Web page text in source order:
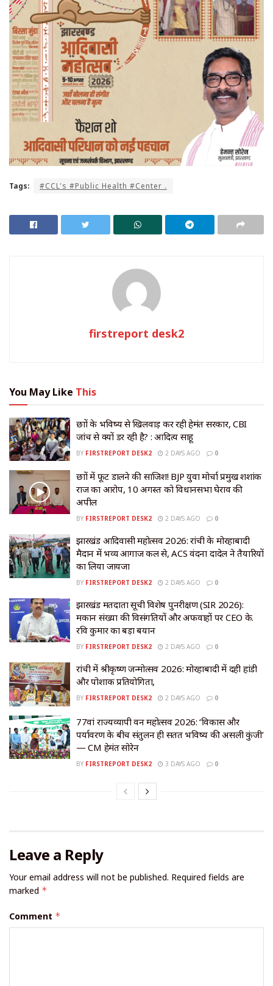
Tags: #CCL's #Public Health #Center .
firstreport desk2
You May Like This
छात्रों के भविष्य से खिलवाड़ कर रही हेमंत सरकार, CBI
जांच से क्यों डर रही है? : आदित्य साहू
BY FIRSTREPORT DESK2 2 DAYS AGO 0
छात्रों में फूट डालने की साजिश! BJP युवा मोर्चा प्रमुख शशांक
राज का आरोप, 10 अगस्त को विधानसभा घेराव की
अपील
BY FIRSTREPORT DESK2 2 DAYS AGO 0
झारखंड आदिवासी महोत्सव 2026: रांची के मोरहाबादी
मैदान में भव्य आगाज कल से, ACS वंदना दादेल ने तैयारियों
का लिया जायजा
BY FIRSTREPORT DESK2 2 DAYS AGO 0
झारखंड मतदाता सूची विशेष पुनरीक्षण (SIR 2026):
मकान संख्या की विसंगतियों और अफवाहों पर CEO के.
रवि कुमार का बड़ा बयान
BY FIRSTREPORT DESK2 2 DAYS AGO 0
रांची में श्रीकृष्ण जन्मोत्सव 2026: मोरहाबादी में दही हांडी
और पोशाक प्रतियोगिता,
BY FIRSTREPORT DESK2 2 DAYS AGO 0
77वां राज्यव्यापी वन महोत्सव 2026: ‘विकास और
पर्यावरण के बीच संतुलन ही सतत भविष्य की असली कुंजी’
— CM हेमंत सोरेन
BY FIRSTREPORT DESK2 3 DAYS AGO 0
Leave a Reply
Your email address will not be published. Required fields are
marked *
Comment *